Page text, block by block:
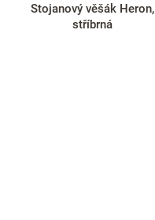
Stojanový věšák Heron,
stříbrná